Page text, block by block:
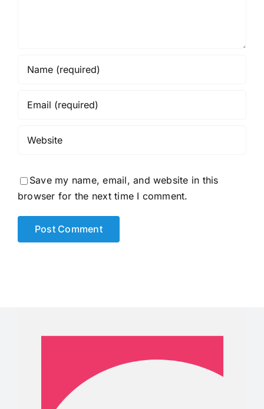
Save my name, email, and website in this
browser for the next time I comment.